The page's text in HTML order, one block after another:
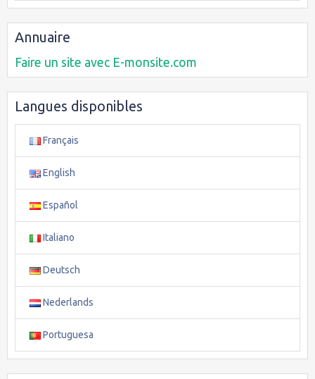
Annuaire
Faire un site avec E-monsite.com
Langues disponibles
Français
English
Español
Italiano
Deutsch
Nederlands
Portuguesa